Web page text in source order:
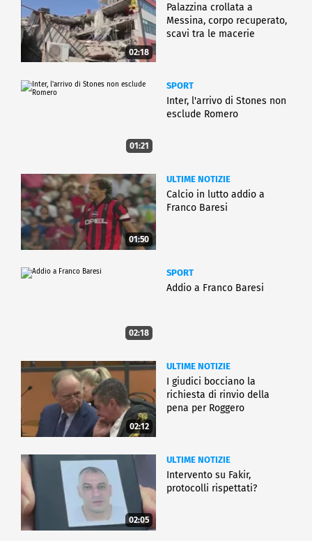
02:18
Palazzina crollata a
Messina, corpo recuperato,
scavi tra le macerie
01:21
SPORT
Inter, l'arrivo di Stones non
esclude Romero
01:50
ULTIME NOTIZIE
Calcio in lutto addio a
Franco Baresi
02:18
SPORT
Addio a Franco Baresi
02:12
ULTIME NOTIZIE
I giudici bocciano la
richiesta di rinvio della
pena per Roggero
02:05
ULTIME NOTIZIE
Intervento su Fakir,
protocolli rispettati?